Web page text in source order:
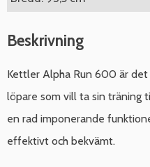
Beskrivning
Kettler Alpha Run 600 är
löpare som vill ta sin träning
en rad imponerande
effektivt och bekvämt.